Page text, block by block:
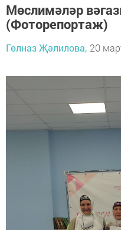
Мөслимәләр
(Фоторепортаж)
Гөлназ Җәлилова, 20